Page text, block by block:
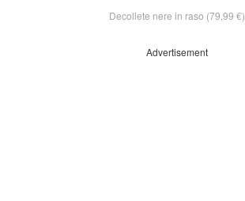
Decollete nere in raso (79,99 €)
Advertisement